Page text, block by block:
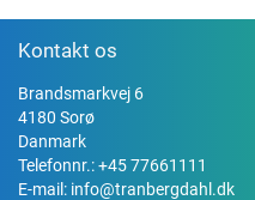
Kontakt os
Brandsmarkvej 6
4180 Sorø
Danmark
Telefonnr.:+45 77661111
E-mail: info@tranbergdahl.dk